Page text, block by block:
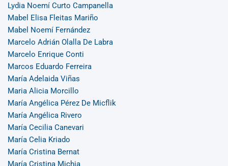
Lydia Noemí Curto Campanella
Mabel Elisa Fleitas Mariño
Mabel Noemí Fernández
Marcelo Adrián Olalla De Labra
Marcelo Enrique Conti
Marcos Eduardo Ferreira
María Adelaida Viñas
Maria Alicia Morcillo
María Angélica Pérez De Micflik
María Angélica Rivero
María Cecilia Canevari
María Celia Kriado
María Cristina Bernat
María Cristina Michia